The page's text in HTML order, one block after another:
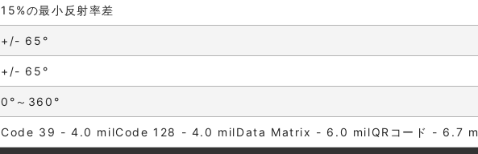
15%の最小反射率差
+/- 65°
+/- 65°
0°～360°
Code 39 - 4.0 milCode 128 - 4.0 milData Matrix - 6.0 milQRコード - 6.7